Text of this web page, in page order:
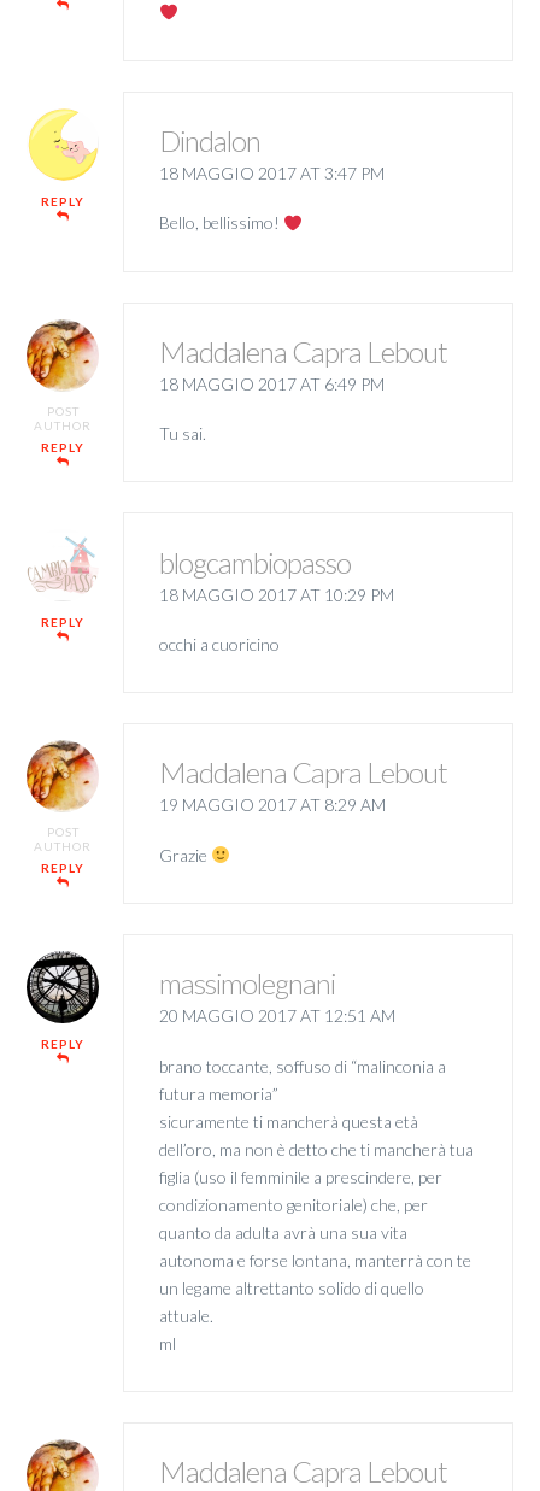
REPLY
Dindalon
18 MAGGIO 2017 AT 3:47 PM
Bello, bellissimo!
POST
AUTHOR
REPLY
Maddalena Capra Lebout
18 MAGGIO 2017 AT 6:49 PM
Tu sai.
REPLY
blogcambiopasso
18 MAGGIO 2017 AT 10:29 PM
occhi a cuoricino
POST
AUTHOR
REPLY
Maddalena Capra Lebout
19 MAGGIO 2017 AT 8:29 AM
Grazie
REPLY
massimolegnani
20 MAGGIO 2017 AT 12:51 AM
brano toccante, soffuso di “malinconia a
futura memoria”
sicuramente ti mancherà questa età
dell’oro, ma non è detto che ti mancherà tua
figlia (uso il femminile a prescindere, per
condizionamento genitoriale) che, per
quanto da adulta avrà una sua vita
autonoma e forse lontana, manterrà con te
un legame altrettanto solido di quello
attuale.
ml
Maddalena Capra Lebout